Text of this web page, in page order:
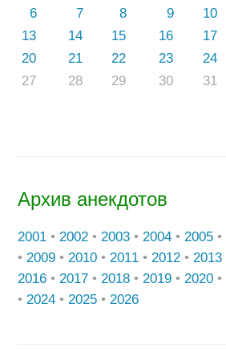
6
7 8 9 10
13
14 15 16 17
20
21 22 23 24
27
28 29 30 31
Архив анекдотов
2001 • 2002 • 2003 • 2004 • 2005 •
• 2009 • 2010 • 2011 • 2012 • 2013
2016 • 2017 • 2018 • 2019 • 2020 •
• 2024 • 2025 • 2026